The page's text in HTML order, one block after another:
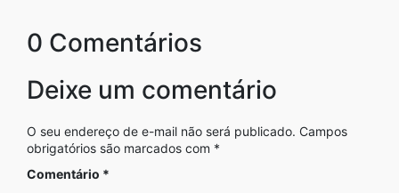
0 Comentários
Deixe um comentário
O seu endereço de e-mail não será publicado. Campos
obrigatórios são marcados com *
Comentário *